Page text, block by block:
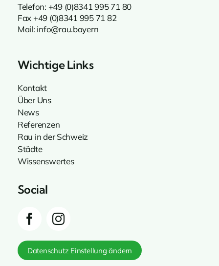
Telefon: +49 (0)8341 995 71 80
Fax +49 (0)8341 995 71 82
Mail: info@rau.bayern
Wichtige Links
Kontakt
Über Uns
News
Referenzen
Rau in der Schweiz
Städte
Wissenswertes
Social
Datenschutz Einstellung ändern